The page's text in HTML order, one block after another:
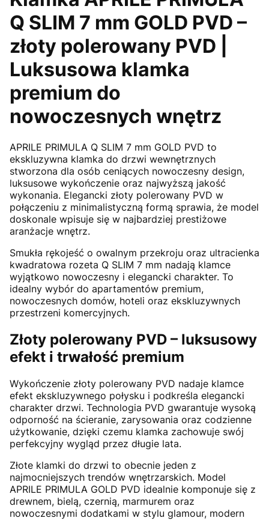
Q SLIM 7 mm GOLD PVD –
złoty polerowany PVD |
Luksusowa klamka
premium do
nowoczesnych wnętrz
APRILE PRIMULA Q SLIM 7 mm GOLD PVD to
ekskluzywna klamka do drzwi wewnętrznych
stworzona dla osób ceniących nowoczesny design,
luksusowe wykończenie oraz najwyższą jakość
wykonania. Elegancki złoty polerowany PVD w
połączeniu z minimalistyczną formą sprawia, że model
doskonale wpisuje się w najbardziej prestiżowe
aranżacje wnętrz.
Smukła rękojeść o owalnym przekroju oraz ultracienka
kwadratowa rozeta Q SLIM 7 mm nadają klamce
wyjątkowo nowoczesny i elegancki charakter. To
idealny wybór do apartamentów premium,
nowoczesnych domów, hoteli oraz ekskluzywnych
przestrzeni komercyjnych.
Złoty polerowany PVD – luksusowy
efekt i trwałość premium
Wykończenie złoty polerowany PVD nadaje klamce
efekt ekskluzywnego połysku i podkreśla elegancki
charakter drzwi. Technologia PVD gwarantuje wysoką
odporność na ścieranie, zarysowania oraz codzienne
użytkowanie, dzięki czemu klamka zachowuje swój
perfekcyjny wygląd przez długie lata.
Złote klamki do drzwi to obecnie jeden z
najmocniejszych trendów wnętrzarskich. Model
APRILE PRIMULA GOLD PVD idealnie komponuje się z
drewnem, bielą, czernią, marmurem oraz
nowoczesnymi dodatkami w stylu glamour, modern